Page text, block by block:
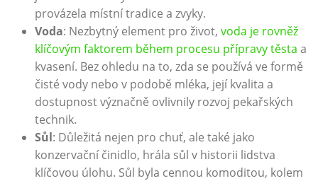
provázela místní tradice a zvyky.
Voda: Nezbytný element pro život, voda je rovněž
klíčovým faktorem během procesu přípravy těsta a
kvasení. Bez ohledu na to, zda se používá ve formě
čisté vody nebo v podobě mléka, její kvalita a
dostupnost význačně ovlivnily rozvoj pekařských
technik.
Sůl: Důležitá nejen pro chuť, ale také jako
konzervační činidlo, hrála sůl v historii lidstva
klíčovou úlohu. Sůl byla cennou komoditou, kolem